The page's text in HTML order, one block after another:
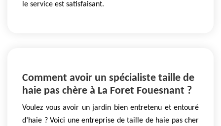
le service est satisfaisant.
Comment avoir un spécialiste taille de
haie pas chère à La Foret Fouesnant ?
Voulez vous avoir un jardin bien entretenu et entouré
d’haie ? Voici une entreprise de taille de haie pas cher